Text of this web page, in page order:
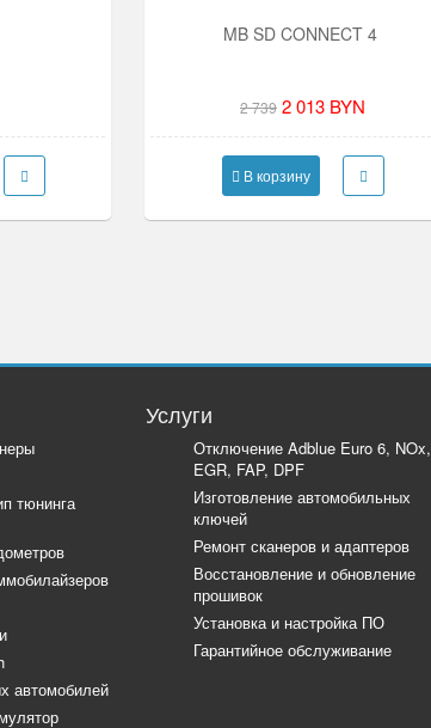
MB SD CONNECT 4
2 739 2 013 BYN
В корзину
тюнинга
автомобилей
Услуги
Отключение Adblue Euro 6, NOx,
EGR, FAP, DPF
Изготовление автомобильных
ключей
Ремонт сканеров и адаптеров
Восстановление и обновление
прошивок
Установка и настройка ПО
Гарантийное обслуживание